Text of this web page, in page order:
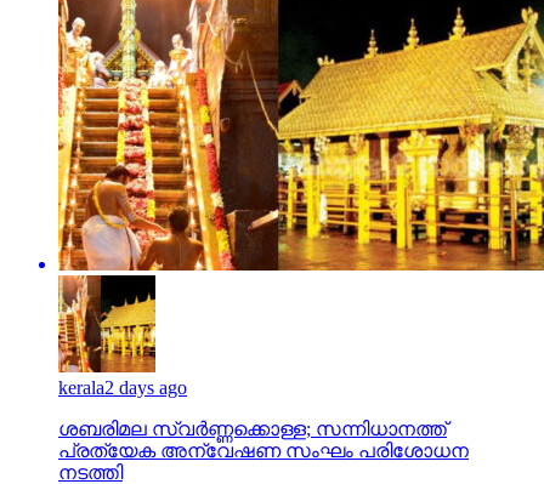
kerala2 days ago
ശബരിമല സ്വര്‍ണ്ണക്കൊള്ള; സന്നിധാനത്ത്
പ്രത്യേക അന്വേഷണ സംഘം പരിശോധന
നടത്തി